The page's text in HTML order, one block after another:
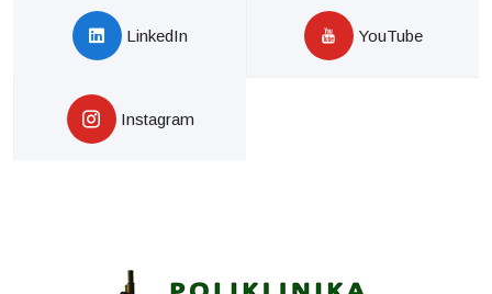
LinkedIn YouTube
Instagram